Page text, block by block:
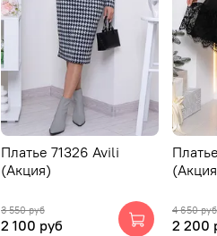
Платье 71326 Avili
(Акция)
3 550 руб
2 100 руб
4 650 руб
2 200